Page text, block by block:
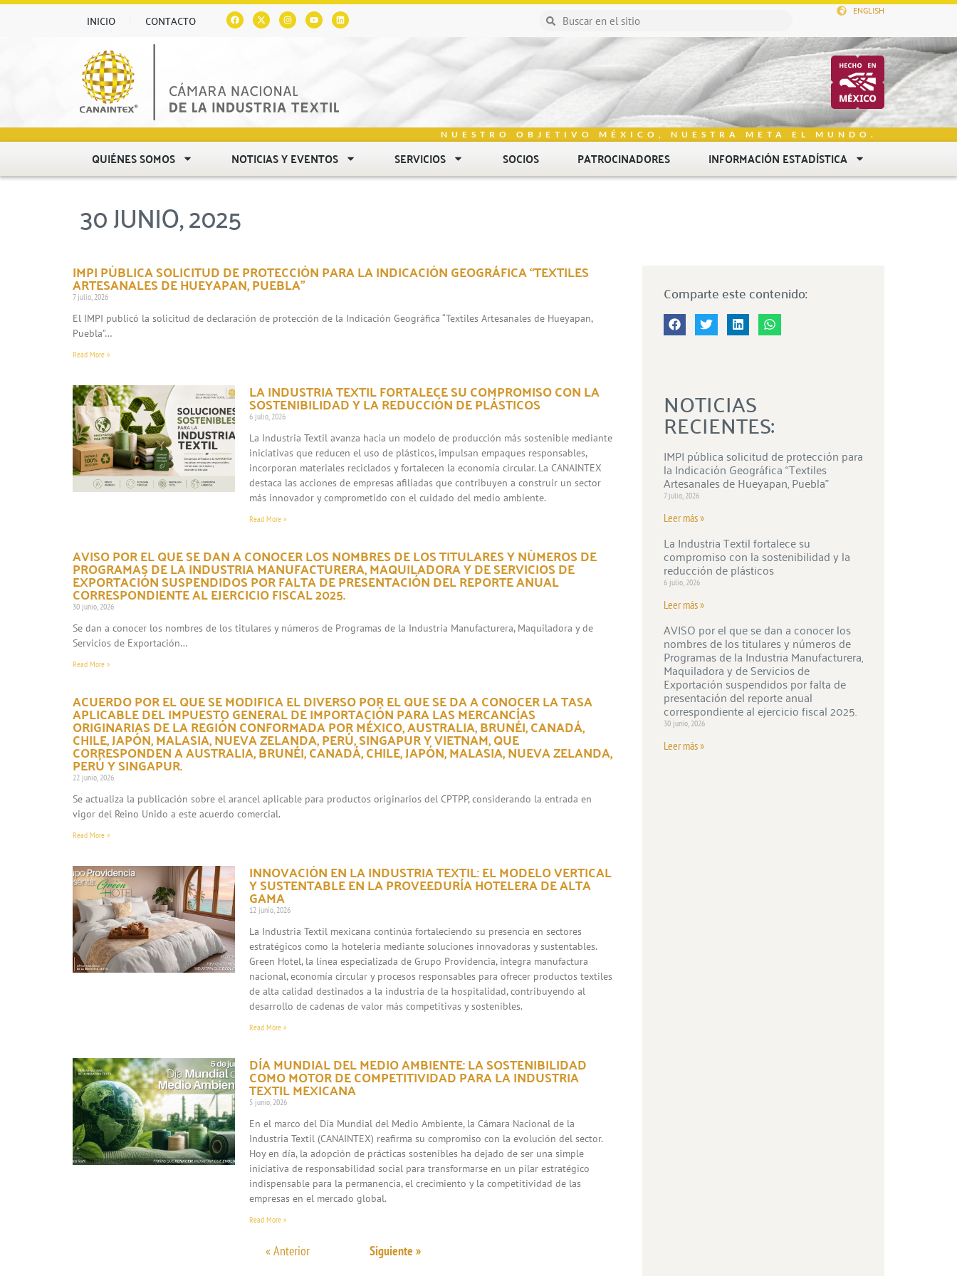
INICIO CONTACTO
ENGLISH
NUESTRO OBJETIVO MÉXICO, NUESTRA META EL MUNDO.
QUIÉNES SOMOS NOTICIAS Y EVENTOS SERVICIOS SOCIOS PATROCINADORES INFORMACIÓN ESTADÍSTICA
30 JUNIO, 2025
IMPI PÚBLICA SOLICITUD DE PROTECCIÓN PARA LA INDICACIÓN GEOGRÁFICA “TEXTILES
ARTESANALES DE HUEYAPAN, PUEBLA”
7 julio, 2026
El IMPI publicó la solicitud de declaración de protección de la Indicación Geográfica “Textiles Artesanales de Hueyapan,
Puebla”…
Read More »
LA INDUSTRIA TEXTIL FORTALECE SU COMPROMISO CON LA
SOSTENIBILIDAD Y LA REDUCCIÓN DE PLÁSTICOS
6 julio, 2026
La Industria Textil avanza hacia un modelo de producción más sostenible mediante
iniciativas que reducen el uso de plásticos, impulsan empaques responsables,
incorporan materiales reciclados y fortalecen la economía circular. La CANAINTEX
destaca las acciones de empresas afiliadas que contribuyen a construir un sector
más innovador y comprometido con el cuidado del medio ambiente.
Read More »
AVISO POR EL QUE SE DAN A CONOCER LOS NOMBRES DE LOS TITULARES Y NÚMEROS DE
PROGRAMAS DE LA INDUSTRIA MANUFACTURERA, MAQUILADORA Y DE SERVICIOS DE
EXPORTACIÓN SUSPENDIDOS POR FALTA DE PRESENTACIÓN DEL REPORTE ANUAL
CORRESPONDIENTE AL EJERCICIO FISCAL 2025.
30 junio, 2026
Se dan a conocer los nombres de los titulares y números de Programas de la Industria Manufacturera, Maquiladora y de
Servicios de Exportación…
Read More »
ACUERDO POR EL QUE SE MODIFICA EL DIVERSO POR EL QUE SE DA A CONOCER LA TASA
APLICABLE DEL IMPUESTO GENERAL DE IMPORTACIÓN PARA LAS MERCANCÍAS
ORIGINARIAS DE LA REGIÓN CONFORMADA POR MÉXICO, AUSTRALIA, BRUNÉI, CANADÁ,
CHILE, JAPÓN, MALASIA, NUEVA ZELANDA, PERÚ, SINGAPUR Y VIETNAM, QUE
CORRESPONDEN A AUSTRALIA, BRUNÉI, CANADÁ, CHILE, JAPÓN, MALASIA, NUEVA ZELANDA,
PERÚ Y SINGAPUR.
22 junio, 2026
Se actualiza la publicación sobre el arancel aplicable para productos originarios del CPTPP, considerando la entrada en
vigor del Reino Unido a este acuerdo comercial.
Read More »
INNOVACIÓN EN LA INDUSTRIA TEXTIL: EL MODELO VERTICAL
Y SUSTENTABLE EN LA PROVEEDURÍA HOTELERA DE ALTA
GAMA
12 junio, 2026
La Industria Textil mexicana continúa fortaleciendo su presencia en sectores
estratégicos como la hotelería mediante soluciones innovadoras y sustentables.
Green Hotel, la línea especializada de Grupo Providencia, integra manufactura
nacional, economía circular y procesos responsables para ofrecer productos textiles
de alta calidad destinados a la industria de la hospitalidad, contribuyendo al
desarrollo de cadenas de valor más competitivas y sostenibles.
Read More »
DÍA MUNDIAL DEL MEDIO AMBIENTE: LA SOSTENIBILIDAD
COMO MOTOR DE COMPETITIVIDAD PARA LA INDUSTRIA
TEXTIL MEXICANA
5 junio, 2026
En el marco del Día Mundial del Medio Ambiente, la Cámara Nacional de la
Industria Textil (CANAINTEX) reafirma su compromiso con la evolución del sector.
Hoy en día, la adopción de prácticas sostenibles ha dejado de ser una simple
iniciativa de responsabilidad social para transformarse en un pilar estratégico
indispensable para la permanencia, el crecimiento y la competitividad de las
empresas en el mercado global.
Read More »
« Anterior Siguiente »
Comparte este contenido:
NOTICIAS
RECIENTES:
IMPI pública solicitud de protección para
la Indicación Geográfica “Textiles
Artesanales de Hueyapan, Puebla”
7 julio, 2026
Leer más »
La Industria Textil fortalece su
compromiso con la sostenibilidad y la
reducción de plásticos
6 julio, 2026
Leer más »
AVISO por el que se dan a conocer los
nombres de los titulares y números de
Programas de la Industria Manufacturera,
Maquiladora y de Servicios de
Exportación suspendidos por falta de
presentación del reporte anual
correspondiente al ejercicio fiscal 2025.
30 junio, 2026
Leer más »